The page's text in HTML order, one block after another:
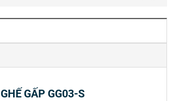
GHẾ GẤP GG03-S